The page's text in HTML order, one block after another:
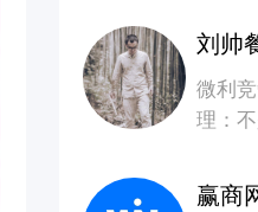
刘帅
微利
理：
赢